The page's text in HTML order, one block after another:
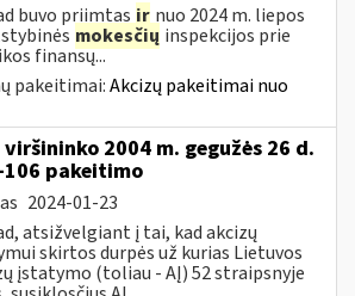
buvo priimtas ir nuo 2024 m. liepos
mokesčių inspekcijos prie
finansų...
pakeitimai:Akcizų pakeitimai nuo
viršininko 2004 m. gegužės 26 d.
106 pakeitimo
2024-01-23
atsižvelgiant į tai, kad akcizų
skirtos durpės už kurias Lietuvos
įstatymo (toliau - AĮ) 52 straipsnyje